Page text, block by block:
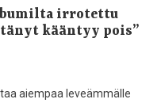
irrotettu
kääntyy pois”
aiempaa leveämmälle